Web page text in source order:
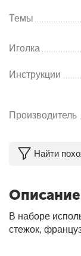
Темы
Иголка
Инструкции
Производитель
Найти
Описание
В наборе
стежок,